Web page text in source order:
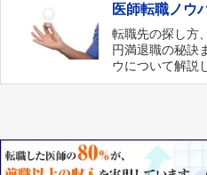
医師転職ノウ
転職先の探し方
円満退職の秘訣
ウについて解説